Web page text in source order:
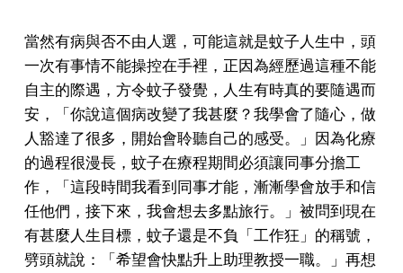
當然有病與否不由人選，可能這就是蚊子人生中，頭
一次有事情不能操控在手裡，正因為經歷過這種不能
自主的際遇，方令蚊子發覺，人生有時真的要隨遇而
安，「你說這個病改變了我甚麼？我學會了隨心，做
人豁達了很多，開始會聆聽自己的感受。」因為化療
的過程很漫長，蚊子在療程期間必須讓同事分擔工
作，「這段時間我看到同事才能，漸漸學會放手和信
任他們，接下來，我會想去多點旅行。」 被問到現在
有甚麼人生目標，蚊子還是不負「工作狂」的稱號，
劈頭就說：「希望會快點升上助理教授一職。」再想